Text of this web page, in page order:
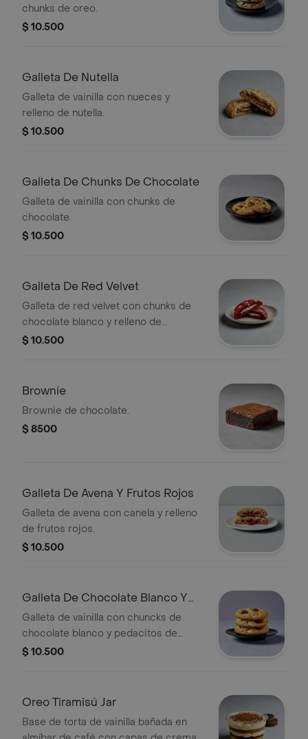
chunks de oreo.
$ 10.500
Galleta De Nutella
Galleta de vainilla con nueces y
relleno de nutella.
$ 10.500
Galleta De Chunks De Chocolate
Galleta de vainilla con chunks de
chocolate.
$ 10.500
Galleta De Red Velvet
Galleta de red velvet con chunks de
chocolate blanco y relleno de
cheesecake.
$ 10.500
Brownie
Brownie de chocolate.
$ 8500
Galleta De Avena Y Frutos Rojos
Galleta de avena con canela y relleno
de frutos rojos.
$ 10.500
Galleta De Chocolate Blanco Y
Bocadillo
Galleta de vainilla con chuncks de
chocolate blanco y pedacitos de
bocadillo.
$ 10.500
Oreo Tiramisú Jar
Base de torta de vainilla bañada en